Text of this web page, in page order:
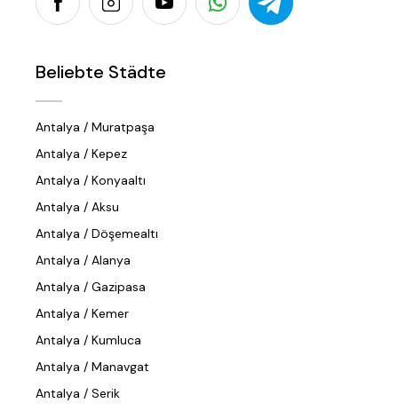
Beliebte Städte
Antalya / Muratpaşa
Antalya / Kepez
Antalya / Konyaaltı
Antalya / Aksu
Antalya / Döşemealtı
Antalya / Alanya
Antalya / Gazipasa
Antalya / Kemer
Antalya / Kumluca
Antalya / Manavgat
Antalya / Serik